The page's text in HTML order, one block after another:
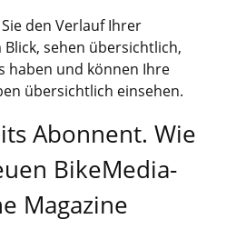
den Verlauf Ihrer
sehen übersichtlich,
haben und können Ihre
übersichtlich einsehen.
Abonnent. Wie
BikeMedia-
Magazine